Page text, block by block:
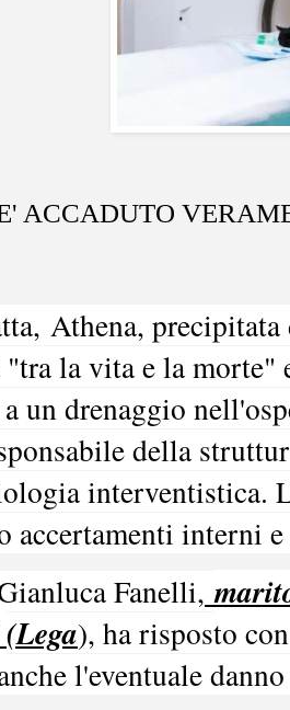
ACCADUTO
Athena,
la vita e la morte"
un drenaggio nell'
della
interventistica.
accertamenti interni
Fanelli,
(Lega), ha risposto
l'eventuale